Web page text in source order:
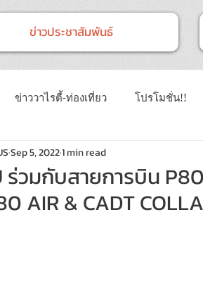
ข่าวประชาสัมพันธ์
ข่าววาไรตี้-ท่องเที่ยว โปรโมชั่น!!
ข่าวทั่วไป ข่าวการศึกษา
าสัมพันธ์ Event ข่าวเทคโนโลยี
ร่วมกับสายการบิน
AIR & CADT
Sep 5, 20221 min read